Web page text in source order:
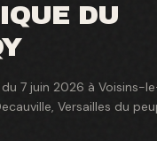
DU
7 juin 2026 à Voisins-
Versailles du